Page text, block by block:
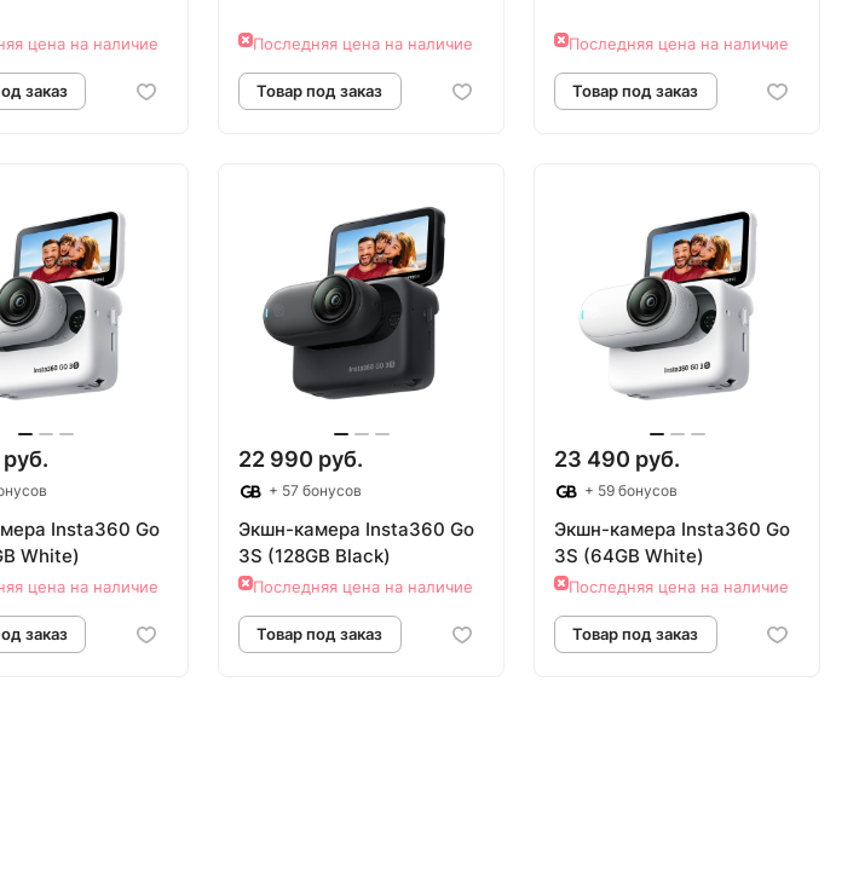
цена на наличие
Товар под заказ
Последняя цена на наличие
Товар под заказ
Последняя цена на наличие
Товар под
Insta360 Go
White)
цена на наличие
22 990 руб.
+ 57 бонусов
Экшн-камера Insta360 Go
3S (128GB Black)
Последняя цена на наличие
23 490 руб.
+ 59 бонусов
Экшн-камера Insta360 Go
3S (64GB White)
Последняя цена на наличие